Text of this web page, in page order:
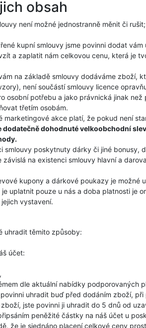
obsah
není možné jednostranně měnit či
kupní smlouvy jsme povinni dodat
a zaplatit nám celkovou cenu, která je
na základě smlouvy dodáváme zboží,
není součástí smlouvy licence
osobní potřebu a jako právnická jinak
třetím osobám.
marketingové akce platí, že pokud není
dohodnuté velkoobchodní
smlouvy poskytnuty dárky či jiné
na existenci smlouvy hlavní a
kupony a dárkové poukazy je možné
uplatnit pouze u nás a doba platnosti je
vystavení.
uhradit těmito způsoby:
účet:
dle aktuální nabídky podporovaných
uhradit buď před dodáním zboží,
jste povinni ji uhradit do 5 dnů od
peněžité částky na náš účet u
že je sjednáno placení celkové ceny